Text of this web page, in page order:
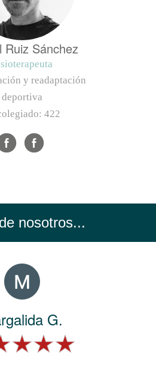
Ruiz Sánchez
y readaptación
deportiva
422
nosotros...
G.